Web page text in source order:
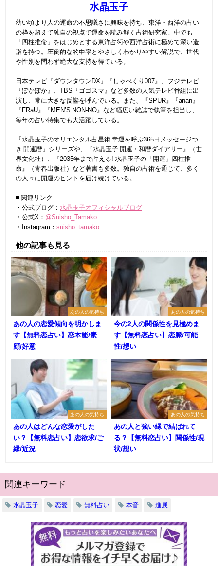
水晶玉子
幼い頃より人の運命の不思議さに興味を持ち、東洋・西洋の占い
の枠を超えて独自の視点で運命を読み解く占術研究家。中でも
「四柱推命」をはじめとする東洋占術や西洋占術に極めて深い造
詣を持つ。圧倒的な的中率とやさしくわかりやすい解説で、世代
や性別を問わず絶大な支持を得ている。
日本テレビ『ダウンタウンDX』『しゃべくり007』、フジテレビ
『ぽかぽか』、TBS『ゴゴスマ』など多数の人気テレビ番組に出
演し、常に大きな反響を呼んでいる。また、『SPUR』『anan』
『FRaU』『MEN’S NON-NO』など幅広い雑誌で執筆を担当し、
毎年の占い特集でも大活躍している。
『水晶玉子のオリエンタル占星術 幸運を呼ぶ365日メッセージつ
き 開運暦』シリーズや、『水晶玉子 開運・和暦ダイアリー』（世
界文化社）、『2035年まで占える! 水晶玉子の「開運」四柱推
命』（青春出版社）など著書も多数。独自の占術を通じて、多く
の人々に開運のヒントを届け続けている。
■ 関連リンク
・公式ブログ： 水晶玉子オフィシャルブログ
・公式X： @Suisho_Tamako
・Instagram： suisho_tamako
他の記事も見る
あの人の気持ち
あの人の恋愛傾向を明かしま
す【無料恋占い】恋本能/素
顔/好意
あの人の気持ち
今の2人の関係性を見極めま
す【無料恋占い】恋脈/可能
性/想い
あの人の気持ち
あの人はどんな恋愛がした
い？【無料恋占い】恋欲求/ご
縁/近況
あの人の気持ち
あの人と強い縁で結ばれて
る？【無料恋占い】関係性/現
状/想い
関連キーワード
水晶玉子 恋愛 無料占い 本音 進展